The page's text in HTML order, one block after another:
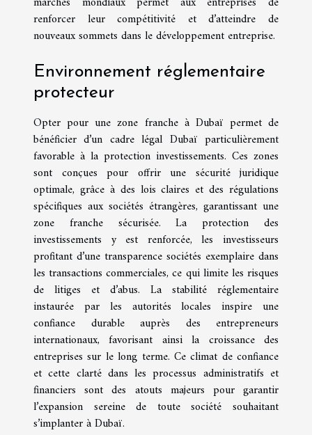
renforcer leur compétitivité et d’atteindre de
nouveaux sommets dans le développement entreprise.
Environnement réglementaire
protecteur
Opter pour une zone franche à Dubaï permet de
bénéficier d’un cadre légal Dubaï particulièrement
favorable à la protection investissements. Ces zones
sont conçues pour offrir une sécurité juridique
optimale, grâce à des lois claires et des régulations
spécifiques aux sociétés étrangères, garantissant une
zone franche sécurisée. La protection des
investissements y est renforcée, les investisseurs
profitant d’une transparence sociétés exemplaire dans
les transactions commerciales, ce qui limite les risques
de litiges et d’abus. La stabilité réglementaire
instaurée par les autorités locales inspire une
confiance durable auprès des entrepreneurs
internationaux, favorisant ainsi la croissance des
entreprises sur le long terme. Ce climat de confiance
et cette clarté dans les processus administratifs et
financiers sont des atouts majeurs pour garantir
l’expansion sereine de toute société souhaitant
s’implanter à Dubaï.